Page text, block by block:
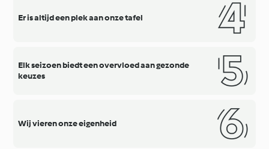
Er is altijd een plek aan onze tafel
Elk seizoen biedt een overvloed aan gezonde
keuzes
Wij vieren onze eigenheid